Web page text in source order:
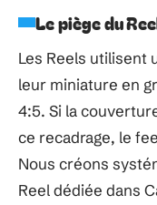
Le piège du
Les Reels utilisent
leur miniature en
4:5. Si la
ce recadrage, le
Nous créons
Reel dédiée dans